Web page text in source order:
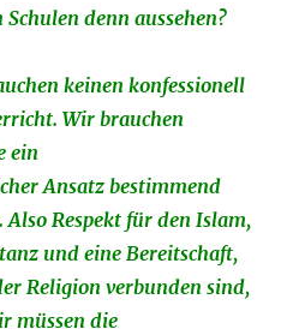
denn aussehen?
keinen konfessionell
Wir brauchen
ein
Ansatz bestimmend
Respekt für den Islam,
und eine Bereitschaft,
Religion verbunden sind,
müssen die